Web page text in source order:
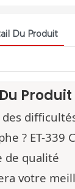
Du Produit
Produit
? ET-339
de qualité
votre